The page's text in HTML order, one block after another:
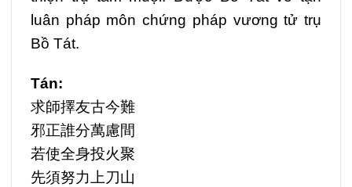
luân pháp môn chứng pháp vương tử trụ
Bồ Tát.
Tán:
求師擇友古今難
邪正誰分萬慮間
若使全身投火聚
先須努力上刀山